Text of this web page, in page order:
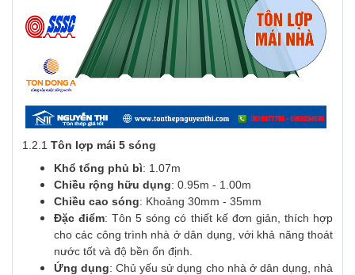
1.2.1 Tôn lợp mái 5 sóng
Khổ tổng phủ bì: 1.07m
Chiều rộng hữu dụng: 0.95m - 1.00m
Chiều cao sóng: Khoảng 30mm - 35mm
Đặc điểm: Tôn 5 sóng có thiết kế đơn giản, thích hợp
cho các công trình nhà ở dân dụng, với khả năng thoát
nước tốt và độ bền ổn định.
Ứng dụng: Chủ yếu sử dụng cho nhà ở dân dụng, nhà